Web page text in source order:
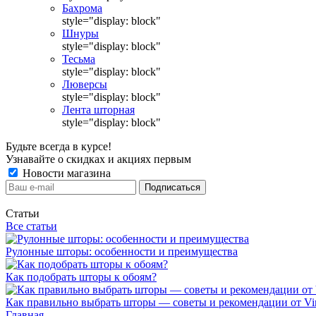
Бахрома
style="display: block"
Шнуры
style="display: block"
Тесьма
style="display: block"
Люверсы
style="display: block"
Лента шторная
style="display: block"
Будьте всегда в курсе!
Узнавайте о скидках и акциях первым
Новости магазина
Статьи
Все статьи
Рулонные шторы: особенности и преимущества
Как подобрать шторы к обоям?
Как правильно выбрать шторы — советы и рекомендации от